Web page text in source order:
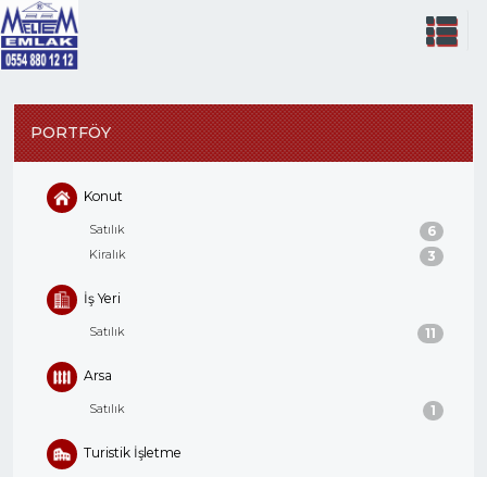
PORTFÖY
Konut
Satılık 6
Kiralık 3
İş Yeri
Satılık 11
Arsa
Satılık 1
Turistik İşletme